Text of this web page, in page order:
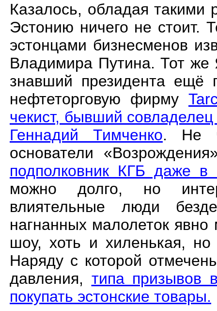
Казалось, обладая такими
Эстонию ничего не стоит.
эстонцами бизнесменов
Владимира Путина. Тот же
знавший президента ещё
нефтеторговую фирму
чекист, бывший
Геннадий Тимченко. Не
основатели
подполковник КГБ даже в
можно долго, но
влиятельные люди
нагнанных малолеток
шоу, хоть и хиленькая, но
Наряду с которой
давления, типа призывов
покупать эстонские товары.